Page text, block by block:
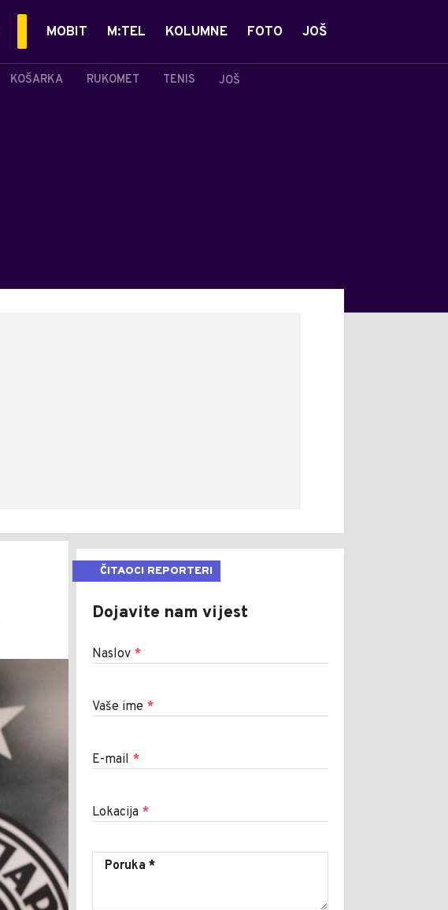
KOŠARKA RUKOMET TENIS JOŠ
MOBIT M:TEL KOLUMNE FOTO JOŠ
ČITAOCI REPORTERI
Dojavite nam vijest
Naslov *
Vaše ime *
E-mail *
Lokacija *